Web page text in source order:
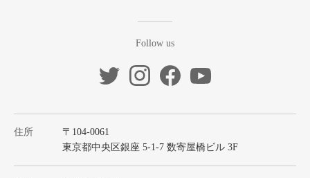
Follow us
住所
〒104-0061
東京都中央区銀座 5-1-7 数寄屋橋ビル 3F